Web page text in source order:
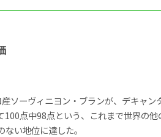
ソーヴィニヨン・ブランが、デキャン
100点中98点という、これまで世界の
い地位に達した。